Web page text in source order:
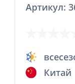
Артикул:
Китай